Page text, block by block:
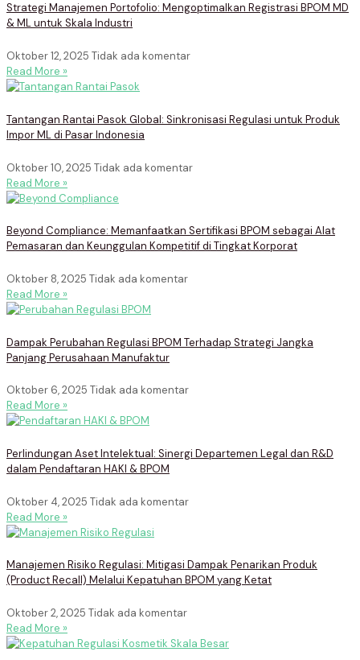
Strategi Manajemen Portofolio: Mengoptimalkan Registrasi BPOM MD
& ML untuk Skala Industri
Oktober 12, 2025 Tidak ada komentar
Read More »
Tantangan Rantai Pasok Global: Sinkronisasi Regulasi untuk Produk
Impor ML di Pasar Indonesia
Oktober 10, 2025 Tidak ada komentar
Read More »
Beyond Compliance: Memanfaatkan Sertifikasi BPOM sebagai Alat
Pemasaran dan Keunggulan Kompetitif di Tingkat Korporat
Oktober 8, 2025 Tidak ada komentar
Read More »
Dampak Perubahan Regulasi BPOM Terhadap Strategi Jangka
Panjang Perusahaan Manufaktur
Oktober 6, 2025 Tidak ada komentar
Read More »
Perlindungan Aset Intelektual: Sinergi Departemen Legal dan R&D
dalam Pendaftaran HAKI & BPOM
Oktober 4, 2025 Tidak ada komentar
Read More »
Manajemen Risiko Regulasi: Mitigasi Dampak Penarikan Produk
(Product Recall) Melalui Kepatuhan BPOM yang Ketat
Oktober 2, 2025 Tidak ada komentar
Read More »